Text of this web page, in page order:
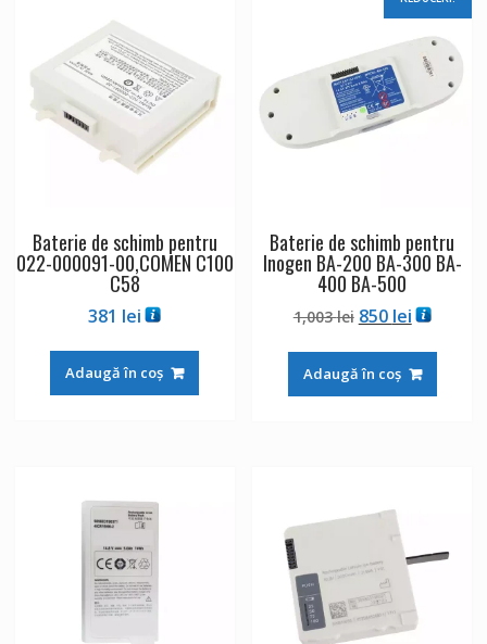
Baterie de schimb pentru
022-000091-00,COMEN C100
C58
381 lei
Adaugă în coș
Baterie de schimb pentru
Inogen BA-200 BA-300 BA-
400 BA-500
1,003lei Prețul
a
fost:
850 leiPrețul
este:
850 lei.
Adaugă în coș